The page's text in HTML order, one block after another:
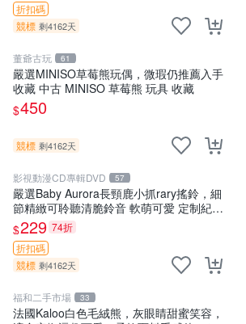
折扣碼
競標 剩4162天
董爺古玩 61
嚴選MINISO草莓熊玩偶，微瑕仍推薦入手
收藏 中古 MINISO 草莓熊 玩具 收藏
$450
競標 剩4162天
影視動漫CD專輯DVD 57
嚴選Baby Aurora長頸鹿小抓rary搖鈴，細
節精緻可聆聽清脆鈴音 軟萌可愛 定制紀念
金屬搖鈴 新手媽咪推薦 長頸鹿 抓rary 搖
鈴
$229 74折
折扣碼
競標 剩4162天
福和二手市場 33
法國Kaloo白色毛絨熊，灰眼睛甜蜜笑容，